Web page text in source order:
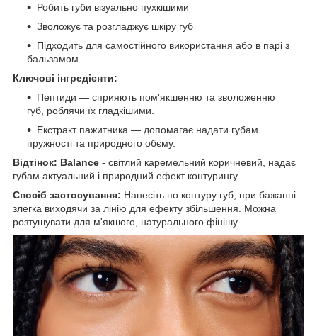
Робить губи візуально пухкішими
Зволожує та розгладжує шкіру губ
Підходить для самостійного використання або в парі з
бальзамом
Ключові інгредієнти:
Пептиди — сприяють пом'якшенню та зволоженню
губ, роблячи їх гладкішими.
Екстракт пажитника — допомагає надати губам
пружності та природного обєму.
Відтінок: Balance - світлий каремельний коричневий, надає
губам актуальний і природний ефект контурингу.
Спосіб застосування: Нанесіть по контуру губ, при бажанні
злегка виходячи за лінію для ефекту збільшення. Можна
розтушувати для м'якшого, натурального фінішу.